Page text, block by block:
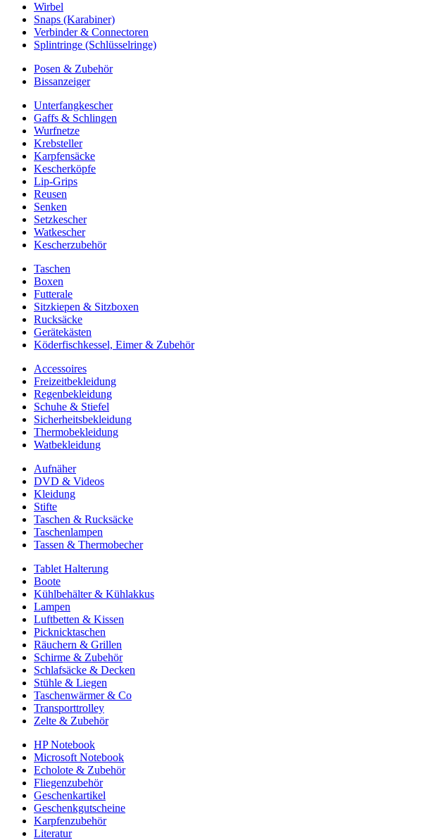
Wirbel
Snaps (Karabiner)
Verbinder & Connectoren
Splintringe (Schlüsselringe)
Posen & Zubehör
Bissanzeiger
Unterfangkescher
Gaffs & Schlingen
Wurfnetze
Krebsteller
Karpfensäcke
Kescherköpfe
Lip-Grips
Reusen
Senken
Setzkescher
Watkescher
Kescherzubehör
Taschen
Boxen
Futterale
Sitzkiepen & Sitzboxen
Rucksäcke
Gerätekästen
Köderfischkessel, Eimer & Zubehör
Accessoires
Freizeitbekleidung
Regenbekleidung
Schuhe & Stiefel
Sicherheitsbekleidung
Thermobekleidung
Watbekleidung
Aufnäher
DVD & Videos
Kleidung
Stifte
Taschen & Rucksäcke
Taschenlampen
Tassen & Thermobecher
Tablet Halterung
Boote
Kühlbehälter & Kühlakkus
Lampen
Luftbetten & Kissen
Picknicktaschen
Räuchern & Grillen
Schirme & Zubehör
Schlafsäcke & Decken
Stühle & Liegen
Taschenwärmer & Co
Transporttrolley
Zelte & Zubehör
HP Notebook
Microsoft Notebook
Echolote & Zubehör
Fliegenzubehör
Geschenkartikel
Geschenkgutscheine
Karpfenzubehör
Literatur